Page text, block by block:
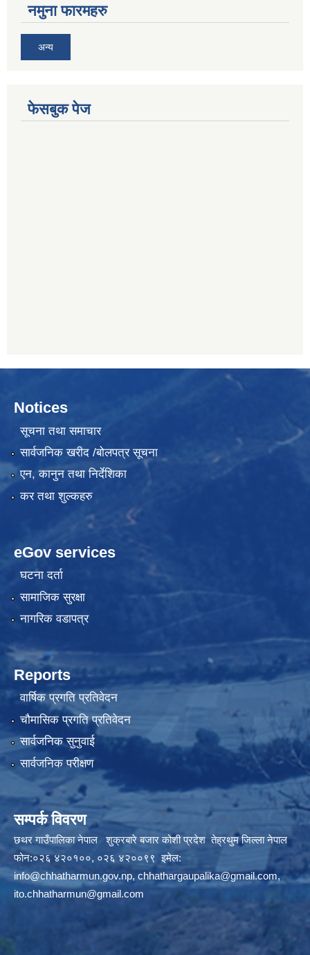
नमुना फारमहरु
अन्य
फेसबुक पेज
Notices
सूचना तथा समाचार
सार्वजनिक खरीद /बोलपत्र सूचना
एन, कानुन तथा निर्देशिका
कर तथा शुल्कहरु
eGov services
घटना दर्ता
सामाजिक सुरक्षा
नागरिक वडापत्र
Reports
वार्षिक प्रगति प्रतिवेदन
चौमासिक प्रगति प्रतिवेदन
सार्वजनिक सुनुवाई
सार्वजनिक परीक्षण
सम्पर्क विवरण
छथर गाउँपालिका नेपाल शुक्रबारे बजार कोशी प्रदेश तेह्रथुम जिल्ला नेपाल
फोन:०२६ ४२०१००, ०२६ ४२००९९ इमेल:
info@chhatharmun.gov.np, chhathargaupalika@gmail.com,
ito.chhatharmun@gmail.com